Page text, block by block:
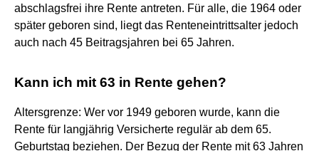
abschlagsfrei ihre Rente antreten. Für alle, die 1964 oder
später geboren sind, liegt das Renteneintrittsalter jedoch
auch nach 45 Beitragsjahren bei 65 Jahren.
Kann ich mit 63 in Rente gehen?
Altersgrenze: Wer vor 1949 geboren wurde, kann die
Rente für langjährig Versicherte regulär ab dem 65.
Geburtstag beziehen. Der Bezug der Rente mit 63 Jahren